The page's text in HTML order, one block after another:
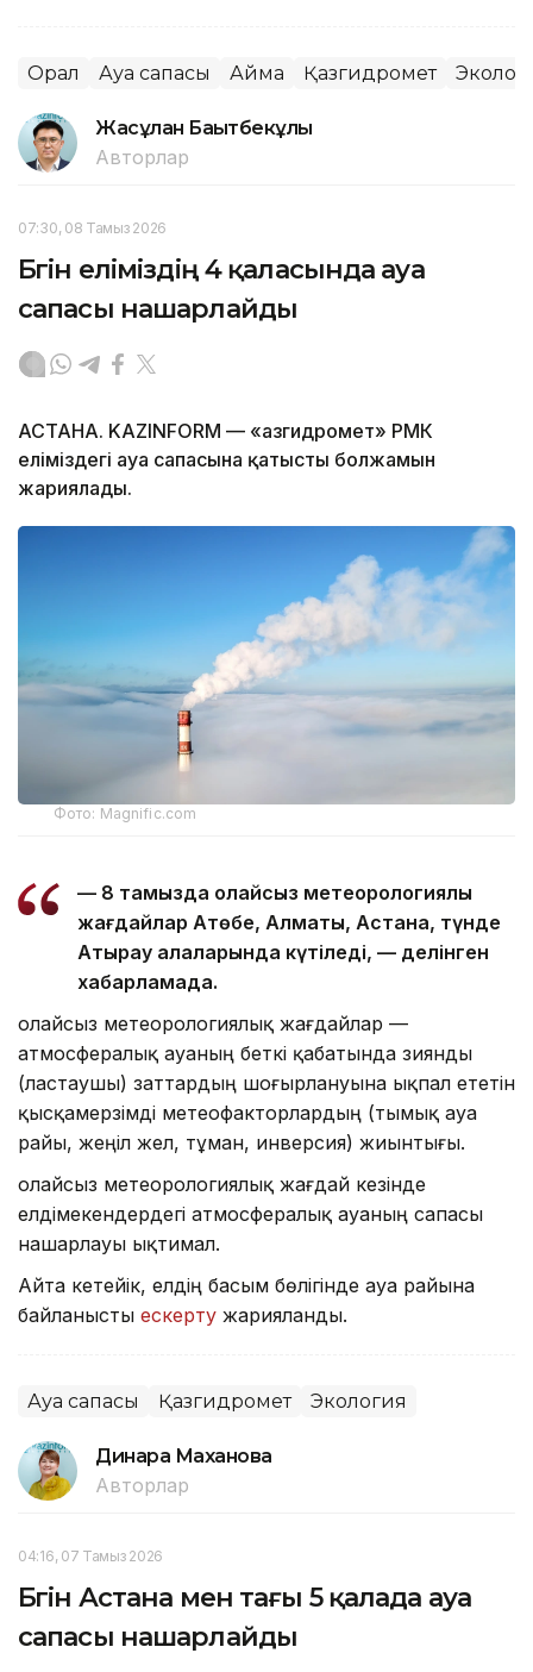
Орал Ауа сапасы Аймақ Қазгидромет
Жасұлан Бақытбекұлы
Авторлар
07:30, 08 Тамыз 2026
Бүгін еліміздің 4 қаласында ауа
сапасы нашарлайды
АСТАНА. KAZINFORM — «Қазгидромет» РМК
еліміздегі ауа сапасына қатысты болжамын
жариялады.
Фото: Magnific.com
— 8 тамызда қолайсыз метеорологиялық
жағдайлар Ақтөбе, Алматы, Астана, түнде
Атырау қалаларында күтіледі, — делінген
хабарламада.
Қолайсыз метеорологиялық жағдайлар —
атмосфералық ауаның беткі қабатында зиянды
(ластаушы) заттардың шоғырлануына ықпал ететін
қысқамерзімді метеофакторлардың (тымық ауа
райы, жеңіл жел, тұман, инверсия) жиынтығы.
Қолайсыз метеорологиялық жағдай кезінде
елдімекендердегі атмосфералық ауаның сапасы
нашарлауы ықтимал.
Айта кетейік, елдің басым бөлігінде ауа райына
байланысты ескерту жарияланды.
Ауа сапасы Қазгидромет Экология
Динара Маханова
Авторлар
04:16, 07 Тамыз 2026
Бүгін Астана мен тағы 5 қалада ауа
сапасы нашарлайды